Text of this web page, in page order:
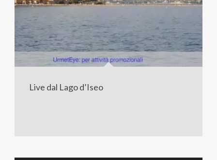
Live dal Lago d’Iseo